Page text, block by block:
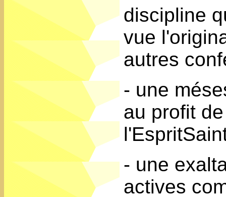
discipline
vue
autres
- une
au profit
- une
actives